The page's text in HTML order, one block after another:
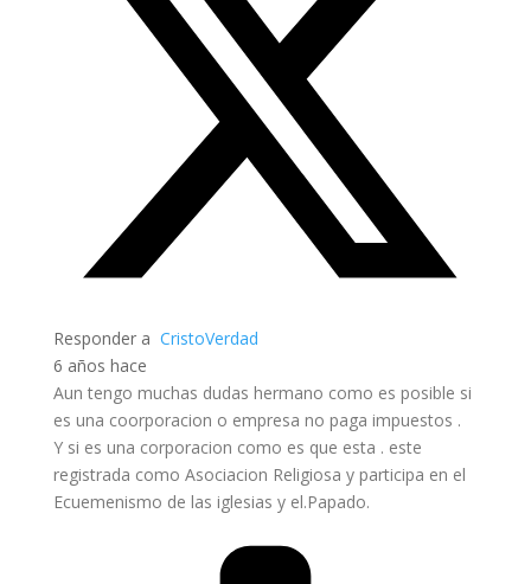
Responder a CristoVerdad
6 años hace
Aun tengo muchas dudas hermano como es posible si
es una coorporacion o empresa no paga impuestos .
Y si es una corporacion como es que esta . este
registrada como Asociacion Religiosa y participa en el
Ecuemenismo de las iglesias y el.Papado.